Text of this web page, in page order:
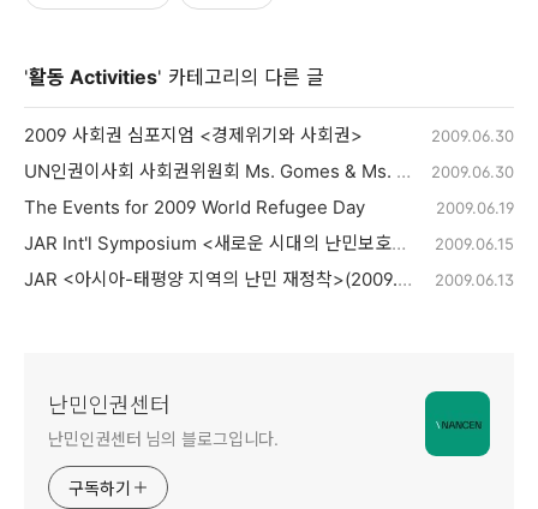
'활동 Activities' 카테고리의 다른 글
2009 사회권 심포지엄 <경제위기와 사회권> 2009.06.30
UN인권이사회 사회권위원회 Ms. Gomes & Ms. Dandan 위원 간담회 2009.06.30
The Events for 2009 World Refugee Day 2009.06.19
JAR Int'l Symposium <새로운 시대의 난민보호와 시민사회>(2009.6.13) 2009.06.15
JAR <아시아-태평양 지역의 난민 재정착>(2009.6.12) 2009.06.13
난민인권센터
난민인권센터 님의 블로그입니다.
구독하기